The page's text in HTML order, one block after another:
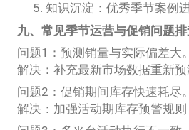
知识沉淀：优秀季节案例
九、常见季节运营与促销问题
问题1：预测销量与实际偏差大。
解决：补充最新市场数据重新预
问题2：促销期间库存快速耗尽。
解决：加强活动期库存预警规